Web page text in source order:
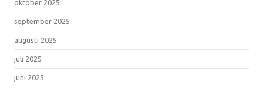
oktober 2025
september 2025
augusti 2025
juli 2025
juni 2025